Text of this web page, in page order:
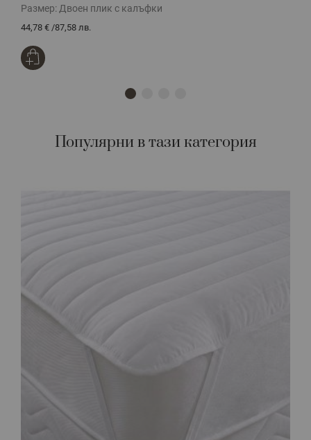
Размер: Двоен плик с калъфки
44,78 € /87,58 лв.
Популярни в тази категория